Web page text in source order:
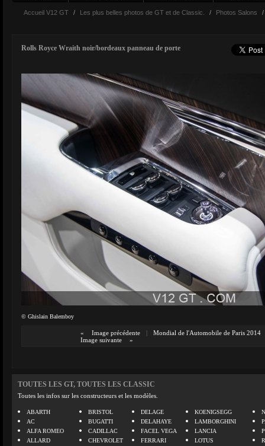
Accueil V12 GT / Les plus belles photos de GT et de Classic. / Photos Salons /
Rolls Royce Wraith noir/bordeaux panneau de porte
© Ghislain Balemboy
« Image précédente |
Mondial de l'Automobile de Paris 2014
Image suivante
»
TOUTES LES GT, TOUTES LES CLASSIC
Toutes les infos sur les constructeurs et les modèles.
ABARTH
AC
ALFA ROMEO
ALLARD
BRISTOL
BUGATTI
CADILLAC
CHEVROLET
DELAGE
DELAHAYE
FACEL VEGA
FERRARI
KOENIGSEGG
LAMBORGHINI
LANCIA
LOTUS